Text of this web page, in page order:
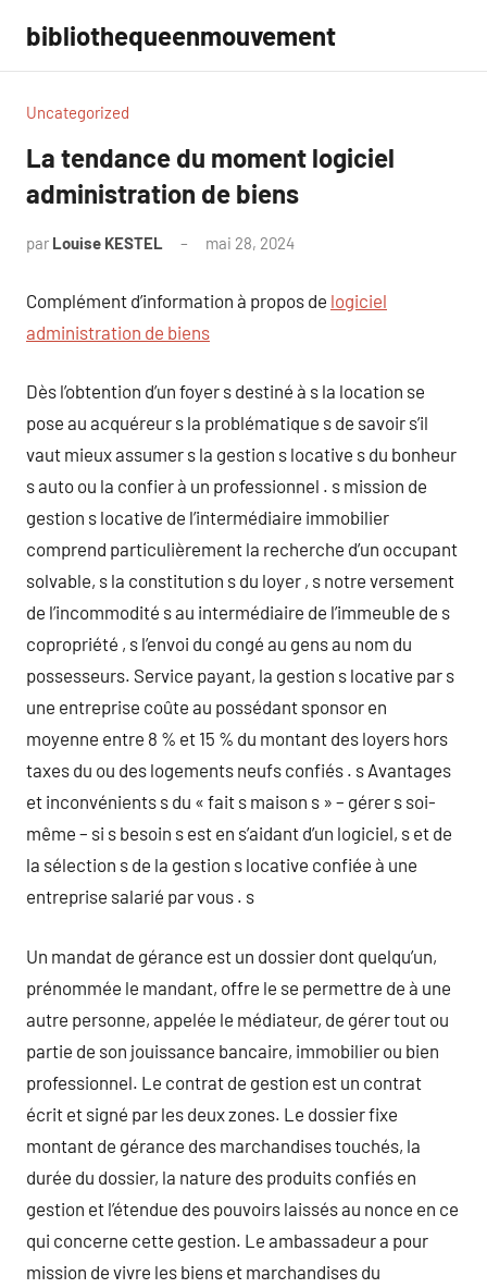
contenu
bibliothequeenmouvement
Uncategorized
La tendance du moment logiciel
administration de biens
par Louise KESTEL mai 28, 2024
Complément d’information à propos de logiciel
administration de biens
Dès l’obtention d’un foyer s destiné à s la location se
pose au acquéreur s la problématique s de savoir s’il
vaut mieux assumer s la gestion s locative s du bonheur
s auto ou la confier à un professionnel . s mission de
gestion s locative de l’intermédiaire immobilier
comprend particulièrement la recherche d’un occupant
solvable, s la constitution s du loyer , s notre versement
de l’incommodité s au intermédiaire de l’immeuble de s
copropriété , s l’envoi du congé au gens au nom du
possesseurs. Service payant, la gestion s locative par s
une entreprise coûte au possédant sponsor en
moyenne entre 8 % et 15 % du montant des loyers hors
taxes du ou des logements neufs confiés . s Avantages
et inconvénients s du « fait s maison s » – gérer s soi-
même – si s besoin s est en s’aidant d’un logiciel, s et de
la sélection s de la gestion s locative confiée à une
entreprise salarié par vous . s
Un mandat de gérance est un dossier dont quelqu’un,
prénommée le mandant, offre le se permettre de à une
autre personne, appelée le médiateur, de gérer tout ou
partie de son jouissance bancaire, immobilier ou bien
professionnel. Le contrat de gestion est un contrat
écrit et signé par les deux zones. Le dossier fixe
montant de gérance des marchandises touchés, la
durée du dossier, la nature des produits confiés en
gestion et l’étendue des pouvoirs laissés au nonce en ce
qui concerne cette gestion. Le ambassadeur a pour
mission de vivre les biens et marchandises du